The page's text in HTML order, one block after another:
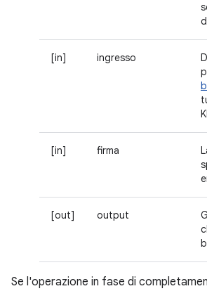
[in] ingresso
[in] firma
[out] output
Se l'operazione in fase di